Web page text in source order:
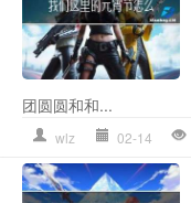
团圆圆和和...
wlz 02-14